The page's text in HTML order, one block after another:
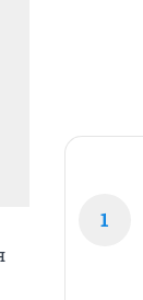
1